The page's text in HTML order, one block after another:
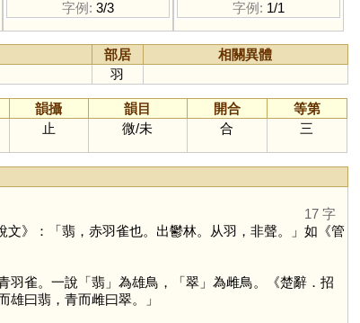
字例: 3/3 字例: 1/1
部居
相關異體
羽
韻攝 韻目 開合
等第
止 微/未 合 三
17 字
文》：「翡，赤羽雀也。出鬱林。从羽，非聲。」如《管
羽雀。一說「翡」為雄鳥，「翠」為雌鳥。《楚辭．招
曰翡，青而雌曰翠。」